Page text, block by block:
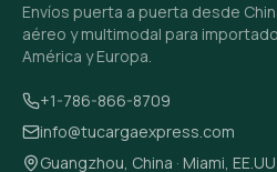
Envíos puerta a puerta desde
aéreo y multimodal para
América y Europa.
+1-786-866-8709
info@tucargaexpress.com
Guangzhou, China · Miami, EE.UU.